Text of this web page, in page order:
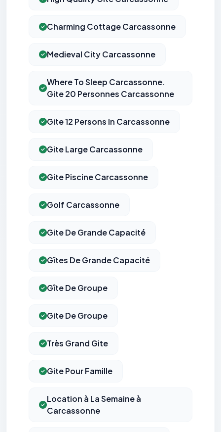
Charming Cottage Carcassonne
Medieval City Carcassonne
Where To Sleep Carcassonne.
Gite 20 Personnes Carcassonne
Gite 12 Persons In Carcassonne
Gite Large Carcassonne
Gite Piscine Carcassonne
Golf Carcassonne
Gite De Grande Capacité
Gîtes De Grande Capacité
Gîte De Groupe
Gite De Groupe
Très Grand Gite
Gite Pour Famille
Location à La Semaine à
Carcassonne